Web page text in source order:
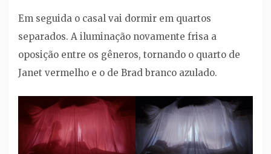
Em seguida o casal vai dormir em quartos
separados. A iluminação novamente frisa a
oposição entre os gêneros, tornando o quarto de
Janet vermelho e o de Brad branco azulado.